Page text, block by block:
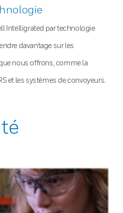
Intelligrated par technologie
davantage sur les
nous offrons, comme la
et les systèmes de convoyeurs.